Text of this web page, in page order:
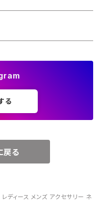
る
戻る
ィース メンズ アクセサリー ネ